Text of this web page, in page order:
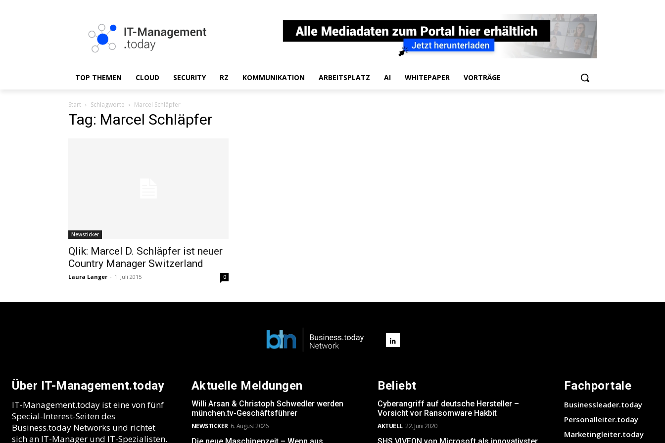
TOP THEMEN CLOUD SECURITY RZ KOMMUNIKATION ARBEITSPLATZ AI WHITEPAPER VORTRÄGE
Start Schlagworte Marcel Schläpfer
Tag: Marcel Schläpfer
Newsticker
Qlik: Marcel D. Schläpfer ist neuer
Country Manager Switzerland
Laura Langer - 1. Juli 2015 0
Über IT-Management.today
IT-Management.today ist eine von fünf
Special-Interest-Seiten des
Business.today Networks und richtet
sich an IT-Manager und IT-Spezialisten.
Aktuelle Meldungen
Willi Arsan & Christoph Schwedler werden
münchen.tv-Geschäftsführer
NEWSTICKER 6. August 2026
Beliebt
Cyberangriff auf deutsche Hersteller –
Vorsicht vor Ransomware Hakbit
AKTUELL 22. Juni 2020
Fachportale
Businessleader.today
Personalleiter.today
Marketingleiter.today